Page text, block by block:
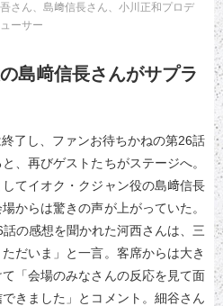
さん、島﨑信長さん、小川正和プロデ
ューサー
島﨑信長さんがサプラ
了し、ファンお待ちかねの第26話
、再びゲストたちがステージへ。
てイオク・クジャン役の島﨑信長
からは驚きの声が上がっていた。
の感想を聞かれた河西さんは、三
だいま」と一言。客席からは大き
「会場のみなさんの反応を見て面
きました」とコメント。細谷さん